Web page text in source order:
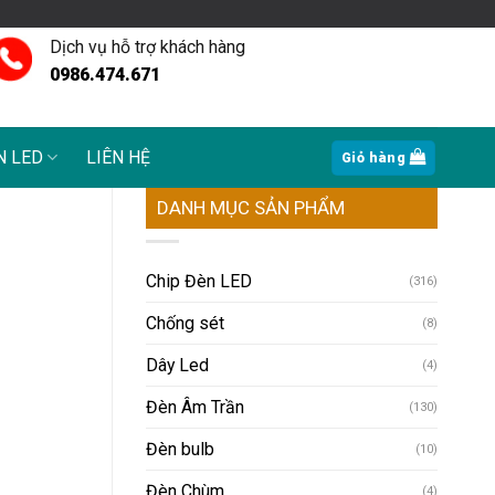
Dịch vụ hỗ trợ khách hàng
0986.474.671
LED LIÊN HỆ Giỏ hàng
DANH MỤC SẢN PHẨM
Chip Đèn LED (316)
Chống sét (8)
Dây Led (4)
Đèn Âm Trần (130)
Đèn bulb (10)
(4)